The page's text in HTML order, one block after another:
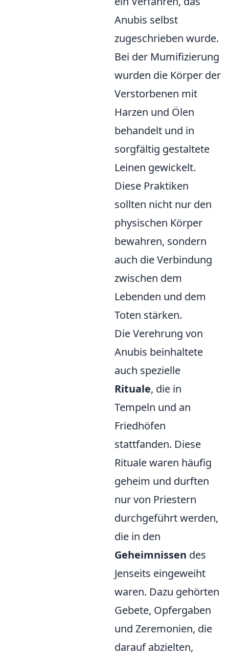
Anubis selbst
zugeschrieben wurde.
Bei der Mumifizierung
wurden die Körper der
Verstorbenen mit
Harzen und Ölen
behandelt und in
sorgfältig gestaltete
Leinen gewickelt.
Diese Praktiken
sollten nicht nur den
physischen Körper
bewahren, sondern
auch die Verbindung
zwischen dem
Lebenden und dem
Toten stärken.
Die Verehrung von
Anubis beinhaltete
auch spezielle
Rituale, die in
Tempeln und an
Friedhöfen
stattfanden. Diese
Rituale waren häufig
geheim und durften
nur von Priestern
durchgeführt werden,
die in den
Geheimnissen des
Jenseits eingeweiht
waren. Dazu gehörten
Gebete, Opfergaben
und Zeremonien, die
darauf abzielten,